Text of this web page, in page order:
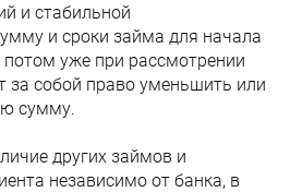
и стабильной
и сроки займа для начала
уже при рассмотрении
за собой право уменьшить или
сумму.
других займов и
независимо от банка, в